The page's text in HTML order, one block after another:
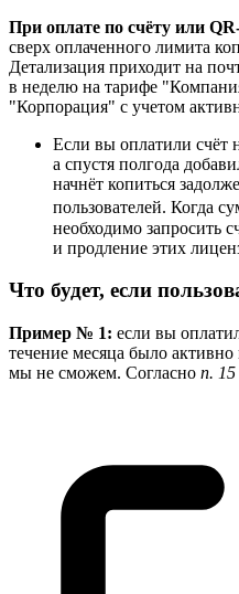
При оплате по счёту или
сверх оплаченного лимита
Детализация приходит на
в неделю на тарифе
"Корпорация" с учетом
Если вы оплатили счёт
а спустя полгода
начнёт копиться
пользователей. Когда
необходимо запросить
и продление этих
Что будет, если
Пример № 1: если вы
течение месяца было активно
мы не сможем. Согласно п.